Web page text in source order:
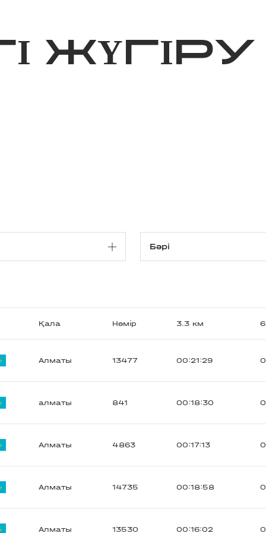
ЖҮГІРУ
Қала Нөмір 3.3 км
Алматы 13477 00:21:29
алматы 841 00:18:30
Алматы 4863 00:17:13
Алматы 14735 00:18:58
Алматы 13530 00:16:02